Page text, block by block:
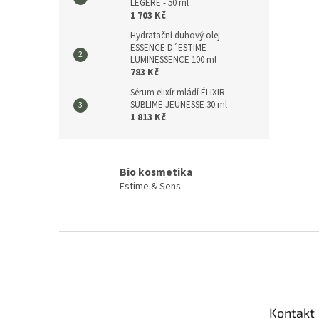
LÉGÉRE - 50 ml
1 703 Kč
Hydratační duhový olej
ESSENCE D´ESTIME
LUMINESSENCE 100 ml
783 Kč
Sérum elixír mládí ÉLIXIR
SUBLIME JEUNESSE 30 ml
1 813 Kč
Bio kosmetika
Estime & Sens
Kontakt